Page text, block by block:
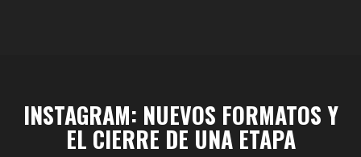
INSTAGRAM: NUEVOS FORMATOS Y
EL CIERRE DE UNA ETAPA